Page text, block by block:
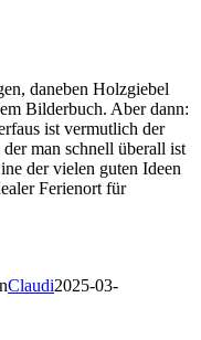
daneben Holzgiebel
Bilderbuch. Aber dann:
ist vermutlich der
man schnell überall ist
der vielen guten Ideen
Ferienort für
Claudi2025-03-